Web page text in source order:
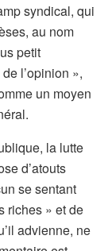
syndical, qui
au nom
petit
l’opinion »,
un moyen
la lutte
d’atouts
se sentant
riches » et de
advienne, ne